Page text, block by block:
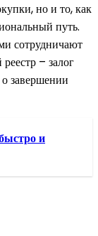
но и то, как
путь.
сотрудничают
– залог
завершении
и